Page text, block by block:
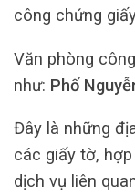
công chứng
Văn phòng
như: Phố
Đây là những
các giấy tờ,
dịch vụ liên